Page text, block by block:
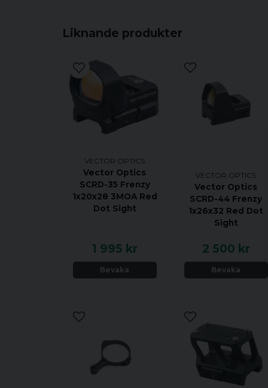
Liknande produkter
VECTOR OPTICS
Vector Optics
SCRD-35 Frenzy
1x20x28 3MOA Red
Dot Sight
1 995 kr
Bevaka
VECTOR OPTICS
Vector Optics
SCRD-44 Frenzy
1x26x32 Red Dot
Sight
2 500 kr
Bevaka